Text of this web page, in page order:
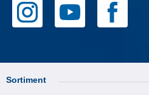
Sortiment